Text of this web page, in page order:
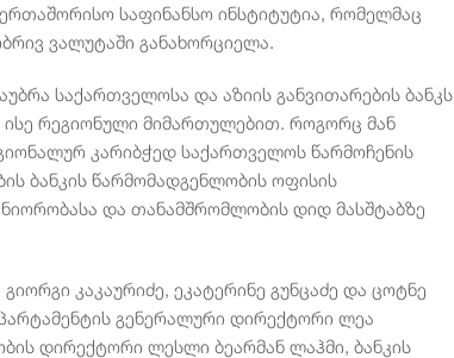
საფინანსო ინსტიტუტია, რომელმაც
ვალუტაში განახორციელა.
საქართველოსა და აზიის განვითარების ბანკს
რეგიონული მიმართულებით. როგორც მან
კარიბჭედ საქართველოს წარმოჩენის
ბანკის წარმომადგენლობის ოფისის
და თანამშრომლობის დიდ მასშტაბზე
კაკაურიძე, ეკატერინე გუნცაძე და ცოტნე
გენერალური დირექტორი ლეა
დირექტორი ლესლი ბეარმან ლაჰმი, ბანკის